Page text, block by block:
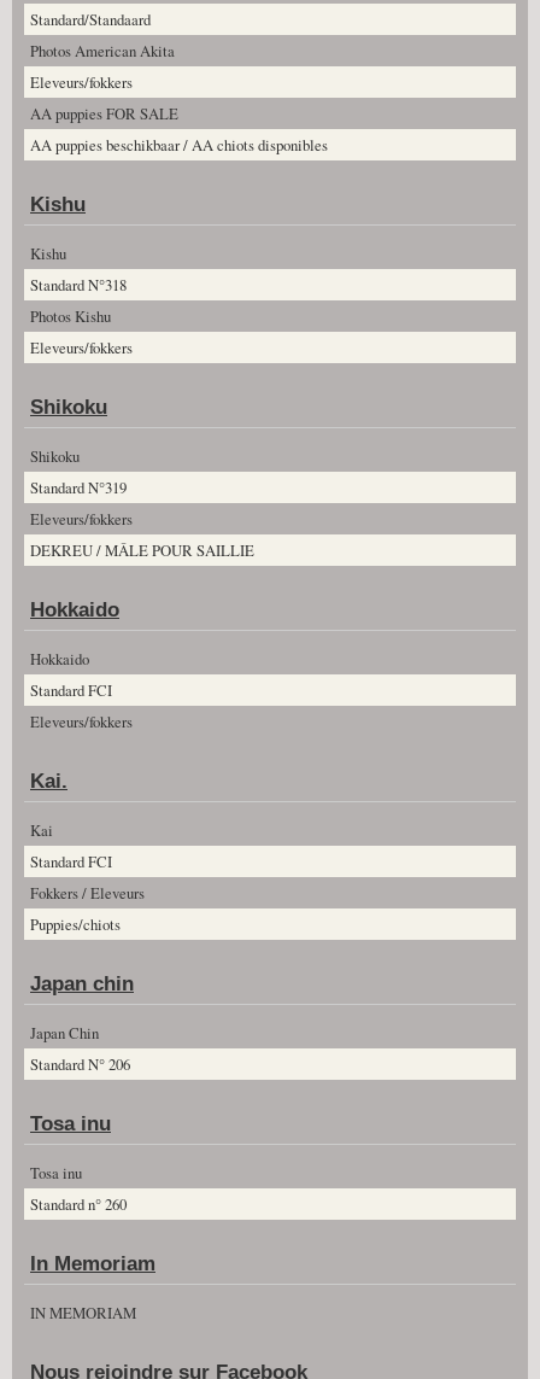
Standard/Standaard
Photos American Akita
Eleveurs/fokkers
AA puppies FOR SALE
AA puppies beschikbaar / AA chiots disponibles
Kishu
Kishu
Standard N°318
Photos Kishu
Eleveurs/fokkers
Shikoku
Shikoku
Standard N°319
Eleveurs/fokkers
DEKREU / MÂLE POUR SAILLIE
Hokkaido
Hokkaido
Standard FCI
Eleveurs/fokkers
Kai.
Kai
Standard FCI
Fokkers / Eleveurs
Puppies/chiots
Japan chin
Japan Chin
Standard N° 206
Tosa inu
Tosa inu
Standard n° 260
In Memoriam
IN MEMORIAM
Nous rejoindre sur Facebook